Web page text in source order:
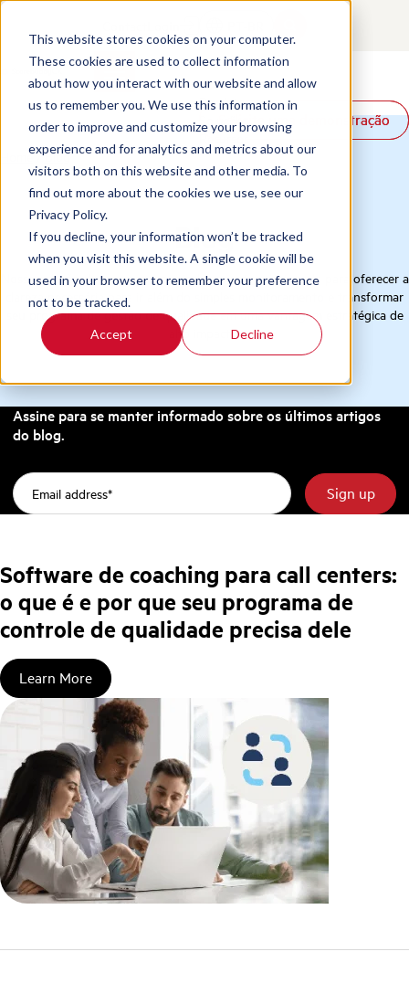
This website stores cookies on your computer.
These cookies are used to collect information
about how you interact with our website and allow
us to remember you. We use this information in
order to improve and customize your browsing
experience and for analytics and metrics about our
visitors both on this website and other media. To
find out more about the cookies we use, see our
Privacy Policy.
If you decline, your information won’t be tracked
when you visit this website. A single cookie will be
used in your browser to remember your preference
not to be tracked.
Accept Decline
Produtos
Soluções
Recursos
Solicite uma demonstração
Solicite uma demonstração
Home / Blog
Blog
Nossa coleção de recursos é meticulosamente selecionada para oferecer a
clareza necessária para ir além do simples monitoramento e transformar
seu programa de gestão de qualidade em uma vantagem estratégica de
alto impacto.
Assine para se manter informado sobre os últimos artigos
do blog.
Software de coaching para call centers:
o que é e por que seu programa de
controle de qualidade precisa dele
Learn More